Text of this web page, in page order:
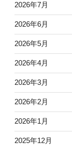
2026年7月
2026年6月
2026年5月
2026年4月
2026年3月
2026年2月
2026年1月
2025年12月